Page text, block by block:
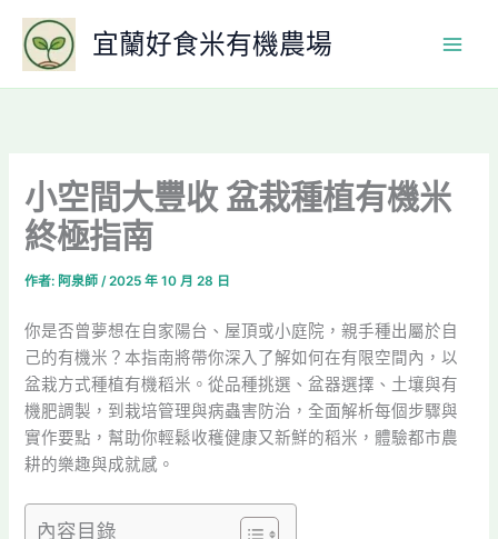
要
宜蘭好食米有機農場
小空間大豐收 盆栽種植有機米
終極指南
作者: 阿泉師/2025 年 10 月 28 日
你是否曾夢想在自家陽台、屋頂或小庭院，親手種出屬於自
己的有機米？本指南將帶你深入了解如何在有限空間內，以
盆栽方式種植有機稻米。從品種挑選、盆器選擇、土壤與有
機肥調製，到栽培管理與病蟲害防治，全面解析每個步驟與
實作要點，幫助你輕鬆收穫健康又新鮮的稻米，體驗都市農
耕的樂趣與成就感。
內容目錄